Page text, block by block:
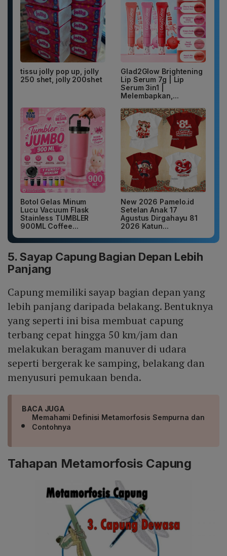
tissu jolly pop up, jolly
250 shet, jolly 200shet
Glad2Glow Brightening
Lip Serum 7g | Lip
Serum 3in1 |
Melembapkan,...
Botol Gelas Minum
Lucu Vacuum Flask
Stainless TUMBLER
900ML Coffee...
New 2026 Pamelo.id
Setelan Anak 17
Agustus Dirgahayu 81
2026 Katun...
5. Sayap Capung Bagian Depan Lebih
Panjang
Capung memiliki sayap bagian depan yang
lebih panjang daripada belakang. Bentuknya
yang seperti ini bisa membuat capung
terbang cepat hingga 50 km/jam dan
melakukan beragam manuver di udara
seperti bergerak ke samping, belakang dan
menyusuri pemukaan benda.
BACA JUGA
Memahami Definisi Metamorfosis Sempurna dan
Contohnya
Tahapan Metamorfosis Capung